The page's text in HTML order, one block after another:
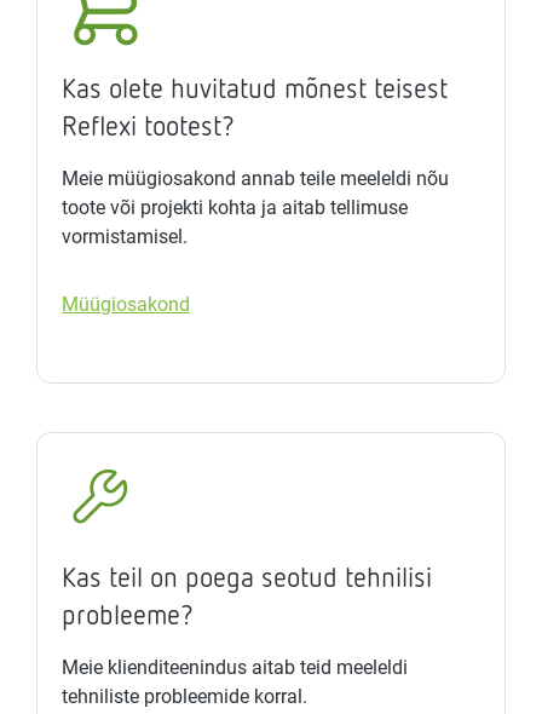
Kas olete huvitatud mõnest teisest
Reflexi tootest?
Meie müügiosakond annab teile meeleldi nõu
toote või projekti kohta ja aitab tellimuse
vormistamisel.
Müügiosakond
Kas teil on poega seotud tehnilisi
probleeme?
Meie klienditeenindus aitab teid meeleldi
tehniliste probleemide korral.